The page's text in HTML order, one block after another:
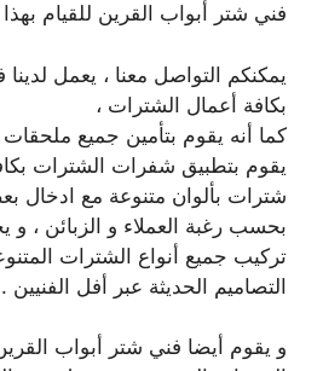
فني شتر أبواب القرين للقيام
يمكنكم التواصل معنا ، يعمل
بكافة أعمال الشترات ،
كما أنه يقوم بتأمين جميع ملحقات
يقوم بتطبيق شفرات الشترات
شترات بألوان متنوعة مع ادخال
بحسب رغبة العملاء و الزبائن ،
تركيب جميع أنواع الشترات
التصاميم الحديثة عبر أفل الفنيين .
و يقوم أيضا فني شتر أبواب